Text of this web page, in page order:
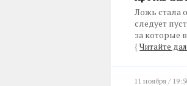
Ложь стала
следует
за которые
{ Читайте
11 ноября /